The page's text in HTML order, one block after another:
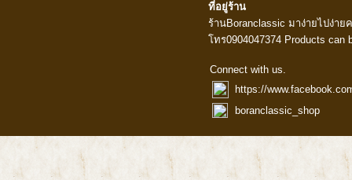
ที่อยู่ร้าน
ร้านBoranclassic มาง่ายไปง่า
โทร0904047374 Products can
Connect with us.
https://
boranclassic_shop